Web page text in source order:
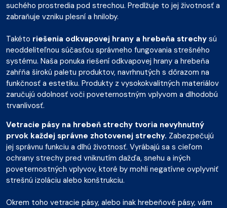
suchého prostredia pod strechou. Predlžuje to jej životnosť a
zabraňuje vzniku plesní a hniloby.
Takéto riešenia odkvapovej hrany a hrebeňa strechy sú
neoddeliteľnou súčasťou správneho fungovania strešného
systému. Naša ponuka riešení odkvapovej hrany a hrebeňa
zahŕňa širokú paletu produktov, navrhnutých s dôrazom na
funkčnosť a estetiku. Produkty z vysokokvalitných materiálov
zaručujú odolnosť voči poveternostným vplyvom a dlhodobú
trvanlivosť.
Vetracie pásy na hrebeň strechy tvoria nevyhnutný
prvok každej správne zhotovenej strechy. Zabezpečujú
jej správnu funkciu a dlhú životnosť. Vyrábajú sa s cieľom
ochrany strechy pred vniknutím dažďa, snehu a iných
poveternostných vplyvov, ktoré by mohli negatívne ovplyvniť
strešnú izoláciu alebo konštrukciu.
Okrem toho vetracie pásy, alebo inak hrebeňové pásy, vám